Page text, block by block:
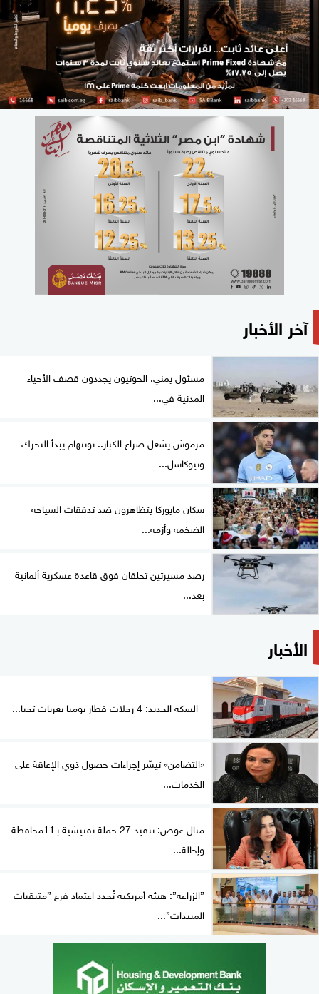
آخر الأخبار
مسئول يمني: الحوثيون يجددون قصف الأحياء
المدنية في...
مرموش يشعل صراع الكبار.. توتنهام يبدأ التحرك
ونيوكاسل...
سكان مايوركا يتظاهرون ضد تدفقات السياحة
الضخمة وأزمة...
رصد مسيرتين تحلقان فوق قاعدة عسكرية ألمانية
بعد...
الأخبار
السكة الحديد: 4 رحلات قطار يوميا بعربات تحيا...
«التضامن» تيسّر إجراءات حصول ذوي الإعاقة على
الخدمات...
منال عوض: تنفيذ 27 حملة تفتيشية بـ11محافظة
وإحالة...
”الزراعة”: هيئة أمريكية تُجدد اعتماد فرع ”متبقيات
المبيدات”...